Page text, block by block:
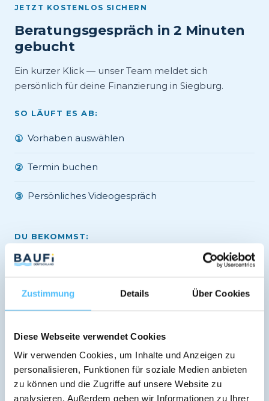
Zustimmung Details Über Cookies
Diese Webseite verwendet Cookies
Wir verwenden Cookies, um Inhalte und Anzeigen zu
personalisieren, Funktionen für soziale Medien anbieten
zu können und die Zugriffe auf unsere Website zu
analysieren. Außerdem geben wir Informationen zu Ihrer
JETZT KOSTENLOS SICHERN
Beratungsgespräch in 2 Minuten
gebucht
Ein kurzer Klick — unser Team meldet sich
persönlich für deine Finanzierung in Siegburg.
SO LÄUFT ES AB:
① Vorhaben auswählen
② Termin buchen
③ Persönliches Videogespräch
DU BEKOMMST:
✓ Unabhängige Beratung
Vergleich 600+ Banken
Jetzt kostenlos Termin vereinbaren →